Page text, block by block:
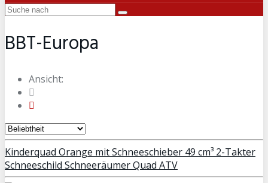
BBT-Europa
Ansicht:
Kinderquad Orange mit Schneeschieber 49 cm³ 2-Takter
Schneeschild Schneeräumer Quad ATV